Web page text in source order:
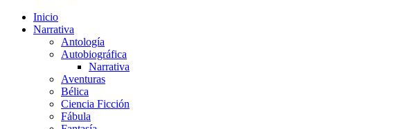
Inicio
Narrativa
Antología
Autobiográfica
Narrativa
Aventuras
Bélica
Ciencia Ficción
Fábula